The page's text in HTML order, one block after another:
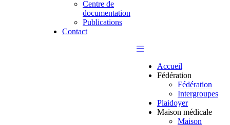
Centre de
documentation
Publications
Contact
Accueil
Fédération
Fédération
Intergroupes
Plaidoyer
Maison médicale
Maison